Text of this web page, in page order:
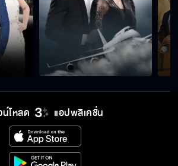
โหลด แอปพลิเคชั่น